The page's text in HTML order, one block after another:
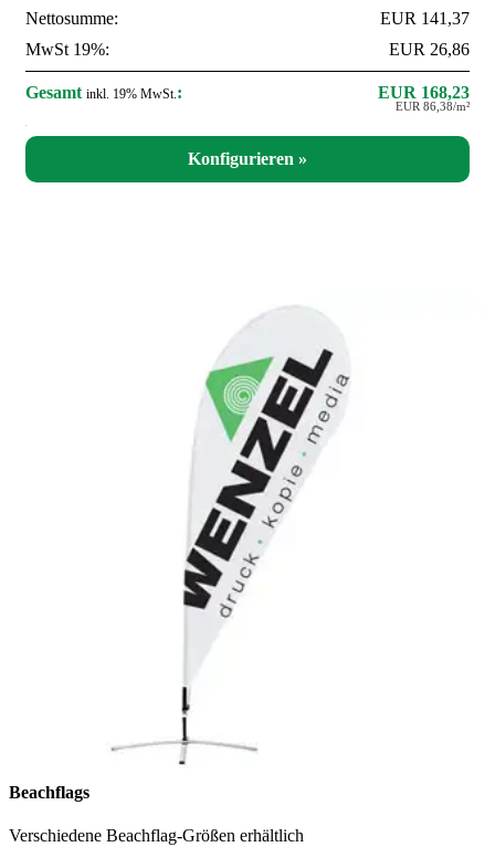
Nettosumme:
EUR 141,37
MwSt 19%:
EUR 26,86
Gesamt inkl. 19% MwSt. : EUR 168,23
EUR 86,38/m²
Beachflags
Verschiedene Beachflag-Größen erhältlich